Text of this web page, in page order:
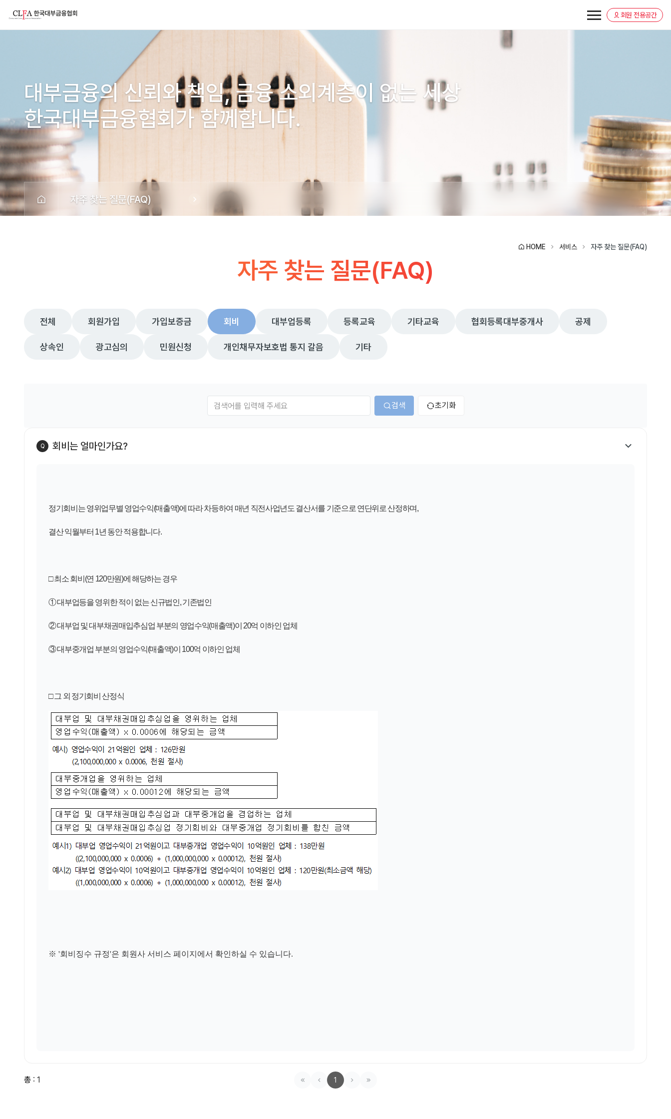
회원 전용공간
대부금융의 신뢰와 책임, 금융 소외계층이 없는 세상
한국대부금융협회가 함께합니다.
자주 찾는 질문(FAQ)
HOME 서비스 자주 찾는 질문(FAQ)
자주 찾는 질문(FAQ)
전체 회원가입 가입보증금 회비 대부업등록 등록교육 기타교육 협회등록대부중개사 공제
상속인 광고심의 민원신청 개인채무자보호법 통지 갈음 기타
검색 초기화
Q 회비는 얼마인가요?
정기회비는 영위업무별 영업수익(매출액)에 따라 차등하여 매년 직전사업년도 결산서를 기준으로 연단위 로 산정하며,
결산 익월부터 1년 동안 적용합니다.
□최소 회비 (연 120만원)에 해당하는 경우
①대부업등을 영위한 적이 없는 신규법인,기존법인
②대부업 및 대부채권매입추심업 부분의 영업수익(매출액)이 20억 이하인 업체
③대부중개업 부분의 영업수익(매출액)이 100억 이하인 업체
□그 외 정기회비 산정식
※ '회비징수 규정'은 회원사 서비스 페이지에서 확인하실 수 있습니다.
총 : 1 1